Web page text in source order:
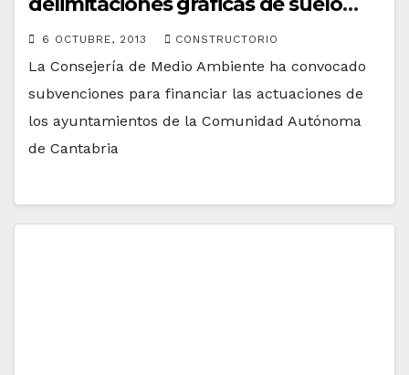
urbano
6 OCTUBRE, 2013 CONSTRUCTORIO
La Consejería de Medio Ambiente ha convocado
subvenciones para financiar las actuaciones de
los ayuntamientos de la Comunidad Autónoma
de Cantabria